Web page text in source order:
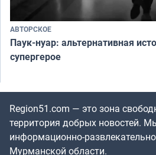
АВТОРСКОЕ
Паук-нуар: альтернативная
супергерое
Region51.com — это зона
территория добрых новостей.
информационно-
Мурманской области.